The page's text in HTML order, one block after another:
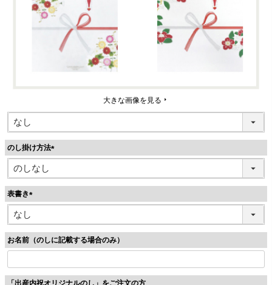
大きな画像を見る
のし掛け方法
(
表書き
(
必
お名前（のしに記載する場合のみ）
「出産内祝オリジナルのし」をご注文の方